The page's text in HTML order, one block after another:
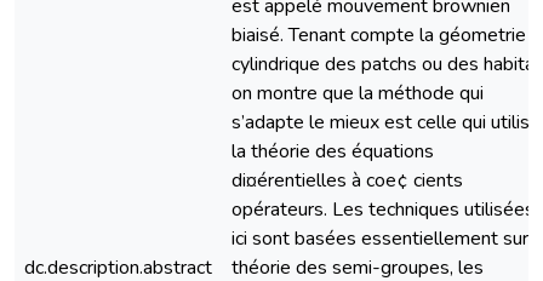
dc.description.abstract
est appelé mouvement brownien
biaisé. Tenant compte la géometrie
cylindrique des patchs ou des
on montre que la méthode qui
s’adapte le mieux est celle qui utilise
la théorie des équations
di¤érentielles à coe¢ cients
opérateurs. Les techniques utilisées
ici sont basées essentiellement sur
théorie des semi-groupes, les